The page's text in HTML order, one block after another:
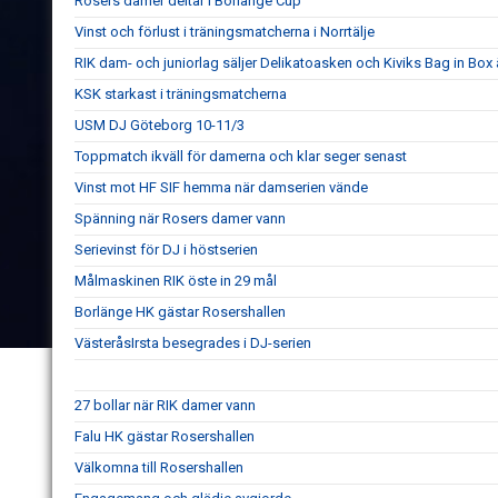
Vinst och förlust i träningsmatcherna i Norrtälje
RIK dam- och juniorlag säljer Delikatoasken och Kiviks Bag in
KSK starkast i träningsmatcherna
USM DJ Göteborg 10-11/3
Toppmatch ikväll för damerna och klar seger senast
Vinst mot HF SIF hemma när damserien vände
Spänning när Rosers damer vann
Serievinst för DJ i höstserien
Målmaskinen RIK öste in 29 mål
Borlänge HK gästar Rosershallen
VästeråsIrsta besegrades i DJ-serien
27 bollar när RIK damer vann
Falu HK gästar Rosershallen
Välkomna till Rosershallen